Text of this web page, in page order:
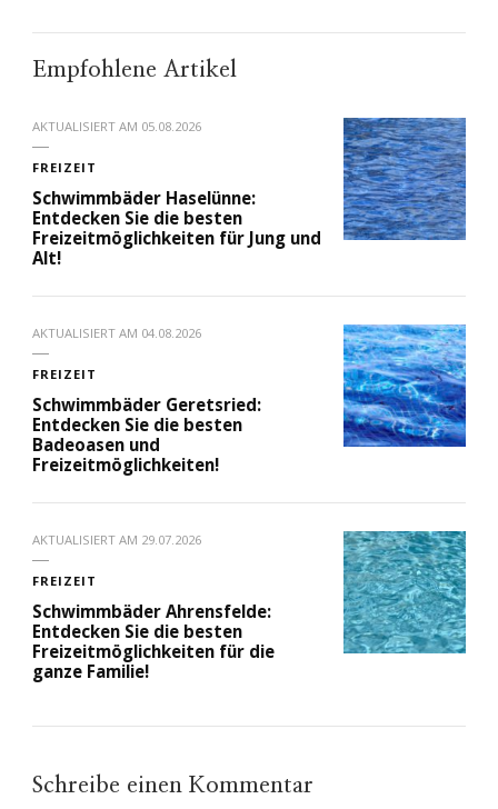
Empfohlene Artikel
AKTUALISIERT AM 05.08.2026
FREIZEIT
Schwimmbäder Haselünne:
Entdecken Sie die besten
Freizeitmöglichkeiten für Jung und
Alt!
AKTUALISIERT AM 04.08.2026
FREIZEIT
Schwimmbäder Geretsried:
Entdecken Sie die besten
Badeoasen und
Freizeitmöglichkeiten!
AKTUALISIERT AM 29.07.2026
FREIZEIT
Schwimmbäder Ahrensfelde:
Entdecken Sie die besten
Freizeitmöglichkeiten für die
ganze Familie!
Schreibe einen Kommentar